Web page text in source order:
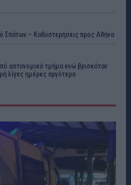
Σπάτων – Καθυστερήσεις προς Αθήνα
αστυνομικό τμήμα ενώ βρισκόταν
λίγες ημέρες αργότερα